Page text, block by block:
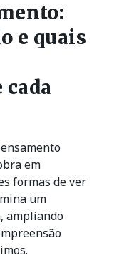
e quais
em
formas de ver
um
ampliando